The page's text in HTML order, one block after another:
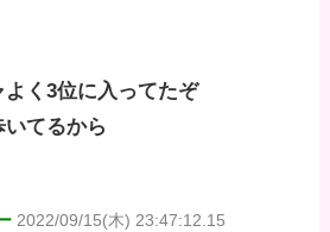
く3位に入ってたぞ
てるから
2022/09/15(木) 23:47:12.15